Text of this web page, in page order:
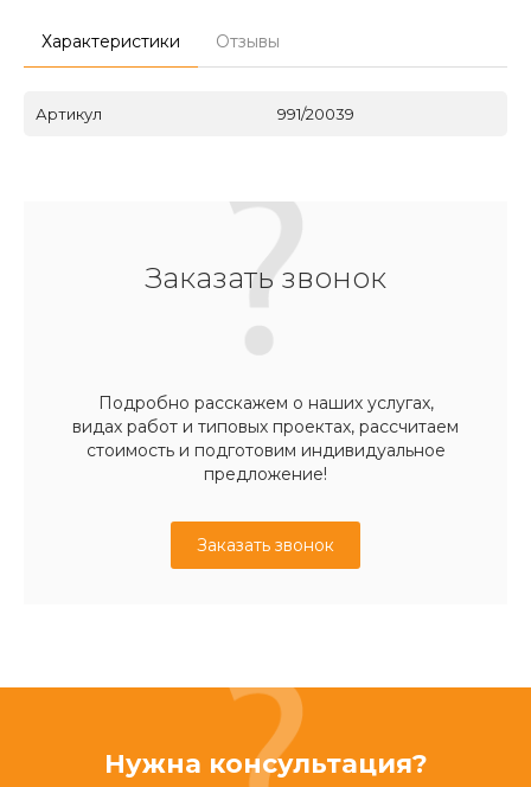
Характеристики Отзывы
Артикул 991/20039
Заказать звонок
Подробно расскажем о наших услугах,
видах работ и типовых проектах, рассчитаем
стоимость и подготовим индивидуальное
предложение!
Заказать звонок
Нужна консультация?